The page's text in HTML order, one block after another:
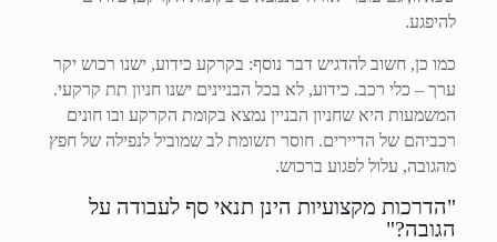
להיפגע.
כמו כן, חשוב להדגיש דבר נוסף: בקרקע כידוע, ישנו רכוש יקר
ערך – כלי רכב. כידוע, לא בכל הבניינים ישנו חניון תת קרקעי.
המשמעות היא שחניון הבניין נמצא בקומת הקרקע ובו חונים
רכביהם של הדיירים. חוסר תשומת לב שמוביל לנפילה של חפץ
מהגובה, עלול לפגוע ברכוש.
"הדרכות מקצועיות הינן תנאי סף לעבודה על
הגובה?"